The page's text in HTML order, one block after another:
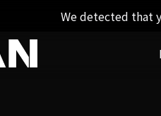
We detected that